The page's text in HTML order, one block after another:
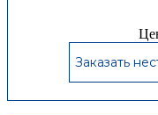
Заказать